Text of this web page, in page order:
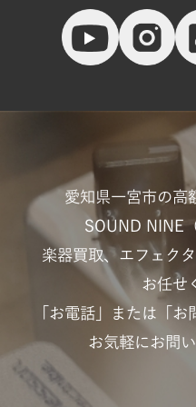
愛知県一宮市の高
SOUND NINE
楽器買取、エフェク
お任せ
「お電話」または「
お気軽にお問